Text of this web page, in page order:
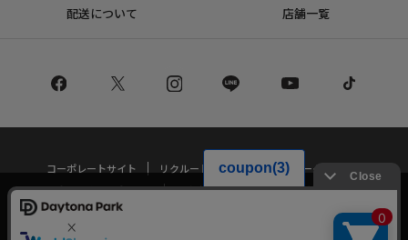
配送について 店舗一覧
コーポレートサイト リクルート
サステナブルマークについて
プライバシーポリシー
特定商取引法・古物営業法に基づく表記
当サイトでは利用体験の向上およびコンテンツの最適な提供、トラフィック
の分析を目的としてCookieを使用しています。